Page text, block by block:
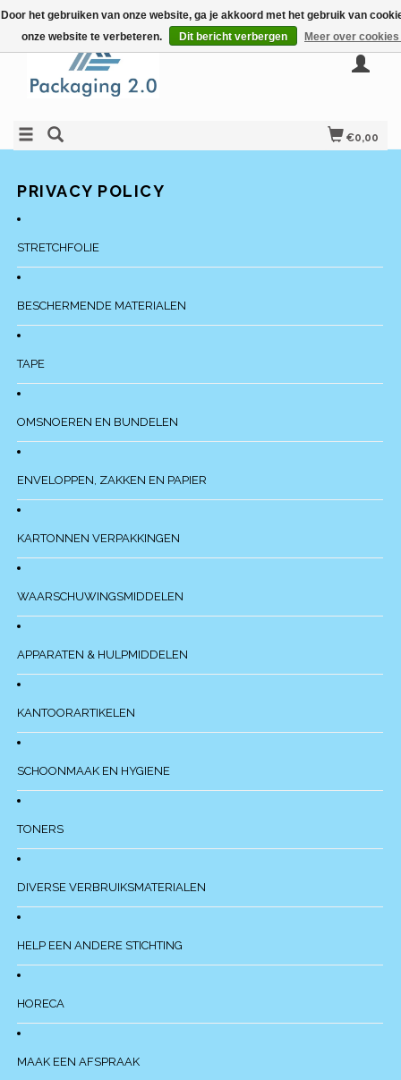
€0,00
PRIVACY POLICY
STRETCHFOLIE
BESCHERMENDE MATERIALEN
TAPE
OMSNOEREN EN BUNDELEN
ENVELOPPEN, ZAKKEN EN PAPIER
KARTONNEN VERPAKKINGEN
WAARSCHUWINGSMIDDELEN
APPARATEN & HULPMIDDELEN
KANTOORARTIKELEN
SCHOONMAAK EN HYGIENE
TONERS
DIVERSE VERBRUIKSMATERIALEN
HELP EEN ANDERE STICHTING
HORECA
MAAK EEN AFSPRAAK
Door het gebruiken van onze website, ga je akkoord met het gebruik van
onze website te verbeteren.
Dit bericht verbergen Meer over cookies